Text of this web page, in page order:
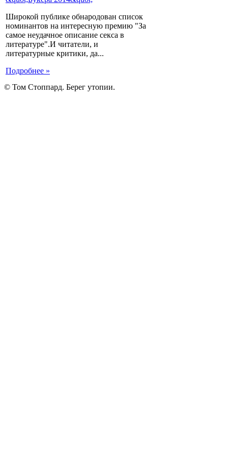
Широкой публике обнародован список
номинантов на интересную премию "За
самое неудачное описание секса в
литературе".И читатели, и
литературные критики, да...
Подробнее »
© Том Стоппард. Берег утопии.